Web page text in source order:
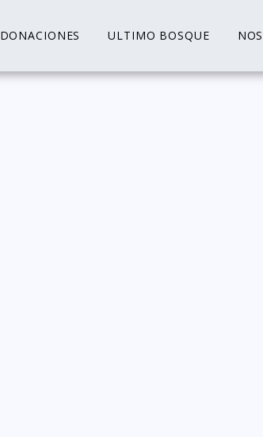
DONACIONES ULTIMO BOSQUE